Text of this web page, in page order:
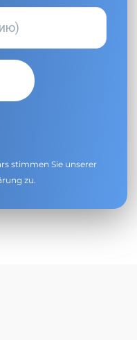
stimmen Sie unserer
zu.